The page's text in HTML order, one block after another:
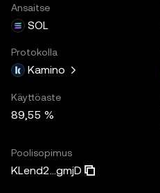
Ansaitse
SOL
Protokolla
Kamino
Käyttöaste
89,55 %
Poolisopimus
KLend2...gmjD